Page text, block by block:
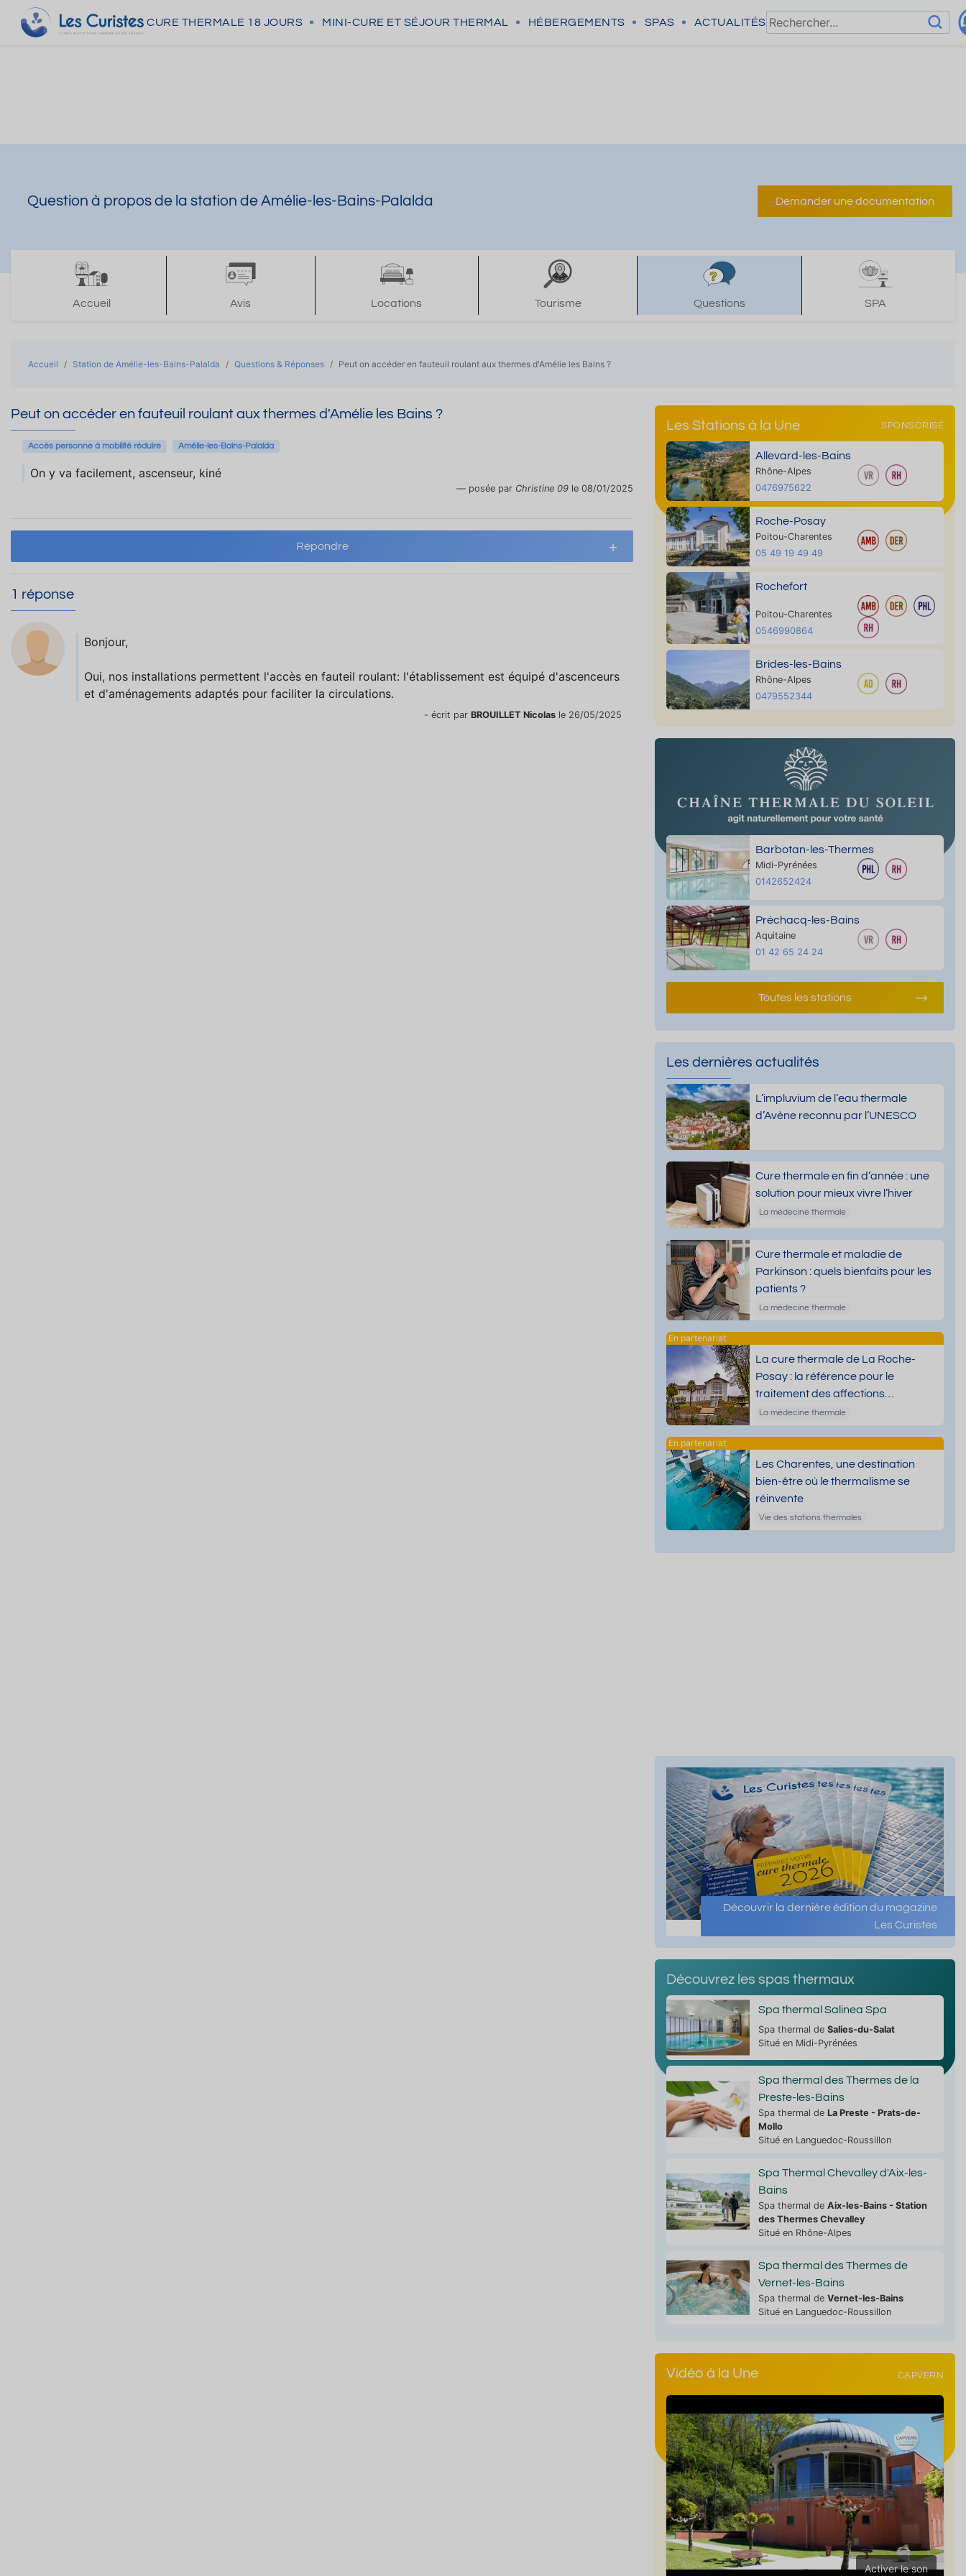
CURE THERMALE 18 JOURS MINI-CURE ET SÉJOUR THERMAL HÉBERGEMENTS SPAS ACTUALITÉS
Question à propos de la station de Amélie-les-Bains-Palalda Demander une documentation
Accueil Avis Locations Tourisme Questions SPA
Accueil Station de Amélie-les-Bains-Palalda Questions & Réponses Peut on accéder en fauteuil roulant aux thermes d'Amélie les Bains ?
Peut on accéder en fauteuil roulant aux thermes d'Amélie les Bains ?
Accès personne à mobilité réduire Amélie-les-Bains-Palalda
On y va facilement, ascenseur, kiné
posée par Christine 09 le 08/01/2025
Répondre
1 réponse
Bonjour,
Oui, nos installations permettent l'accès en fauteil roulant: l'établissement est équipé d'ascenceurs
et d'aménagements adaptés pour faciliter la circulations.
- écrit par BROUILLET Nicolasle 26/05/2025
Les Stations à la Une SPONSORISÉ
Allevard-les-Bains
Rhône-Alpes
0476975622
Roche-Posay
Poitou-Charentes
05 49 19 49 49
Rochefort
Poitou-Charentes
0546990864
Brides-les-Bains
Rhône-Alpes
0479552344
Barbotan-les-Thermes
Midi-Pyrénées
0142652424
Préchacq-les-Bains
Aquitaine
01 42 65 24 24
Toutes les stations
Les dernières actualités
L’impluvium de l’eau thermale
d’Avène reconnu par l’UNESCO
Cure thermale en fin d’année : une
solution pour mieux vivre l’hiver
La médecine thermale
Cure thermale et maladie de
Parkinson : quels bienfaits pour les
patients ?
La médecine thermale
La cure thermale de La Roche-
Posay : la référence pour le
traitement des affections
dermatologiques
La médecine thermale
Les Charentes, une destination
bien-être où le thermalisme se
réinvente
Vie des stations thermales
Découvrir la dernière édition du magazine
Les Curistes
Découvrez les spas thermaux
Spa thermal Salinea Spa
Spa thermal de Salies-du-Salat
Situé en Midi-Pyrénées
Spa thermal des Thermes de la
Preste-les-Bains
Spa thermal de La Preste - Prats-de-
Mollo
Situé en Languedoc-Roussillon
Spa Thermal Chevalley d'Aix-les-
Bains
Spa thermal de Aix-les-Bains - Station
des Thermes Chevalley
Situé en Rhône-Alpes
Spa thermal des Thermes de
Vernet-les-Bains
Spa thermal de Vernet-les-Bains
Situé en Languedoc-Roussillon
Vidéo à la Une CAPVERN
Activer le son